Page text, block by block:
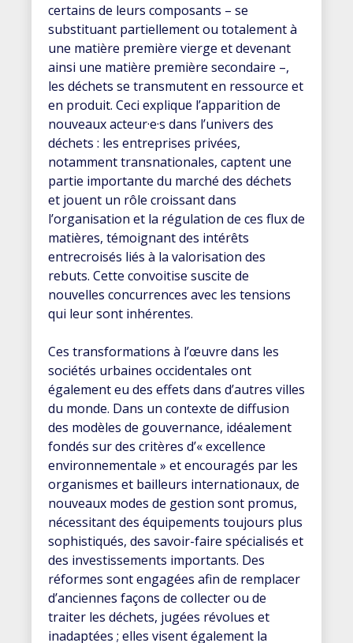
certains de leurs composants – se
substituant partiellement ou totalement à
une matière première vierge et devenant
ainsi une matière première secondaire –,
les déchets se transmutent en ressource et
en produit. Ceci explique l’apparition de
nouveaux acteur·e·s dans l’univers des
déchets : les entreprises privées,
notamment transnationales, captent une
partie importante du marché des déchets
et jouent un rôle croissant dans
l’organisation et la régulation de ces flux de
matières, témoignant des intérêts
entrecroisés liés à la valorisation des
rebuts. Cette convoitise suscite de
nouvelles concurrences avec les tensions
qui leur sont inhérentes.
Ces transformations à l’œuvre dans les
sociétés urbaines occidentales ont
également eu des effets dans d’autres villes
du monde. Dans un contexte de diffusion
des modèles de gouvernance, idéalement
fondés sur des critères d’« excellence
environnementale » et encouragés par les
organismes et bailleurs internationaux, de
nouveaux modes de gestion sont promus,
nécessitant des équipements toujours plus
sophistiqués, des savoir-faire spécialisés et
des investissements importants. Des
réformes sont engagées afin de remplacer
d’anciennes façons de collecter ou de
traiter les déchets, jugées révolues et
inadaptées ; elles visent également la